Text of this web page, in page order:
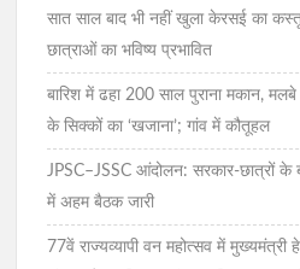
सात साल बाद भी नहीं खुला केरसई का
छात्राओं का भविष्य प्रभावित
बारिश में ढहा 200 साल पुराना मकान,
के सिक्कों का ‘खजाना’; गांव में कौतूहल
JPSC–JSSC आंदोलन: सरकार-छात्रों के
में अहम बैठक जारी
77वें राज्यव्यापी वन महोत्सव में